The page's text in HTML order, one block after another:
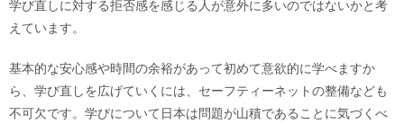
学び直しに対する拒否感を感じる人が意外に多いのではないかと考
えています。
基本的な安心感や時間の余裕があって初めて意欲的に学べますか
ら、学び直しを広げていくには、セーフティーネットの整備なども
不可欠です。学びについて日本は問題が山積であることに気づくべ